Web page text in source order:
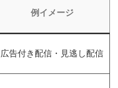
例イメージ
広告付き配信・見逃し配信